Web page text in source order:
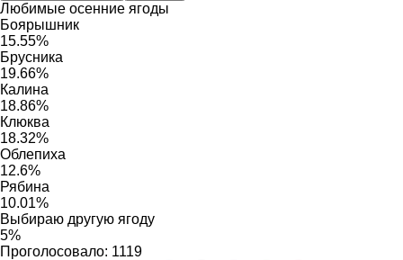
Любимые осенние ягоды
Боярышник
15.55%
Брусника
19.66%
Калина
18.86%
Клюква
18.32%
Облепиха
12.6%
Рябина
10.01%
Выбираю другую ягоду
5%
Проголосовало: 1119